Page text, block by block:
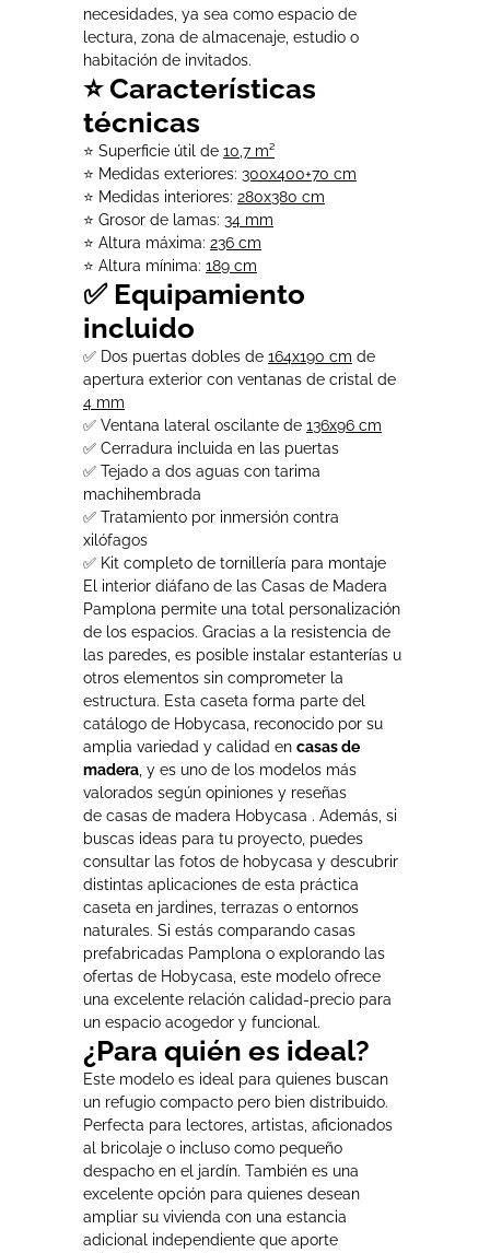
necesidades, ya sea como espacio de
lectura, zona de almacenaje, estudio o
habitación de invitados.
⭐ Características
técnicas
⭐ Superficie útil de 10,7 m²
⭐ Medidas exteriores: 300x400+70 cm
⭐ Medidas interiores: 280x380 cm
⭐ Grosor de lamas: 34 mm
⭐ Altura máxima: 236 cm
⭐ Altura mínima: 189 cm
✅ Equipamiento
incluido
✅ Dos puertas dobles de 164x190 cm de
apertura exterior con ventanas de cristal de
4 mm
✅ Ventana lateral oscilante de 136x96 cm
✅ Cerradura incluida en las puertas
✅ Tejado a dos aguas con tarima
machihembrada
✅ Tratamiento por inmersión contra
xilófagos
✅ Kit completo de tornillería para montaje
El interior diáfano de las Casas de Madera
Pamplona permite una total personalización
de los espacios. Gracias a la resistencia de
las paredes, es posible instalar estanterías u
otros elementos sin comprometer la
estructura. Esta caseta forma parte del
catálogo de Hobycasa, reconocido por su
amplia variedad y calidad en casas de
madera, y es uno de los modelos más
valorados según opiniones y reseñas
de casas de madera Hobycasa . Además, si
buscas ideas para tu proyecto, puedes
consultar las fotos de hobycasa y descubrir
distintas aplicaciones de esta práctica
caseta en jardines, terrazas o entornos
naturales. Si estás comparando casas
prefabricadas Pamplona o explorando las
ofertas de Hobycasa, este modelo ofrece
una excelente relación calidad-precio para
un espacio acogedor y funcional.
¿Para quién es ideal?
Este modelo es ideal para quienes buscan
un refugio compacto pero bien distribuido.
Perfecta para lectores, artistas, aficionados
al bricolaje o incluso como pequeño
despacho en el jardín. También es una
excelente opción para quienes desean
ampliar su vivienda con una estancia
adicional independiente que aporte